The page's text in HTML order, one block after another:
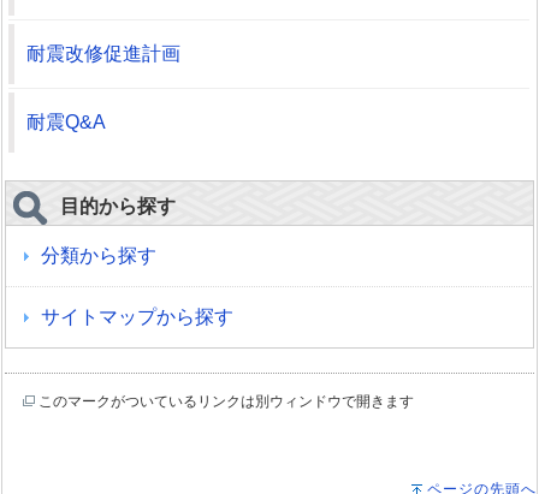
耐震改修促進計画
耐震Q&A
目的から探す
分類から探す
サイトマップから探す
このマークがついているリンクは別ウィンドウで開きます
ページの先頭へ